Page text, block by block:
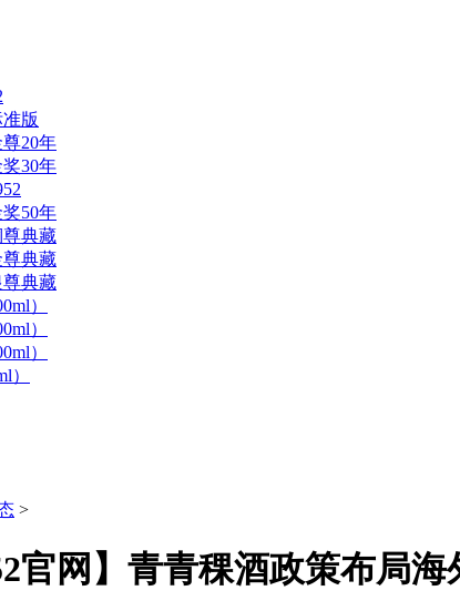
版
20年
30年
50年
尊典藏
尊典藏
尊典藏
）
）
）
）
>
官网】青青稞酒政策布局海